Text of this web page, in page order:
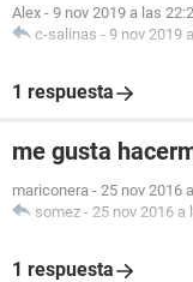
Alex - 9 nov 2019 a las
c-salinas - 9 nov 2019
1 respuesta
me gusta
mariconera - 25 nov 2016
somez - 25 nov 2016 a
1 respuesta